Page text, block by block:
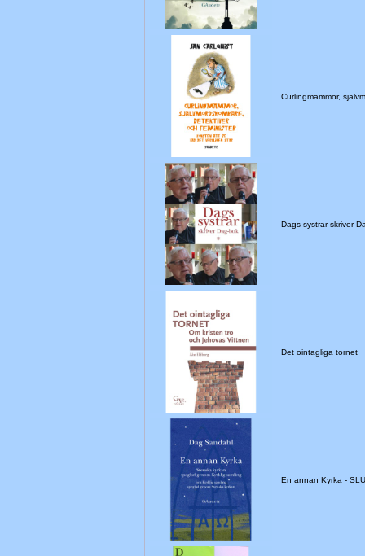
Curlingmammor,
Dags systrar skriver
Det ointagliga tornet
En annan Kyrka -